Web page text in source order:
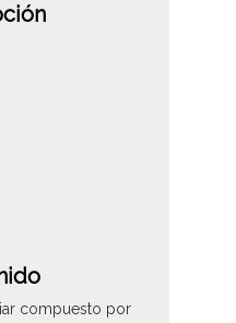
compuesto por